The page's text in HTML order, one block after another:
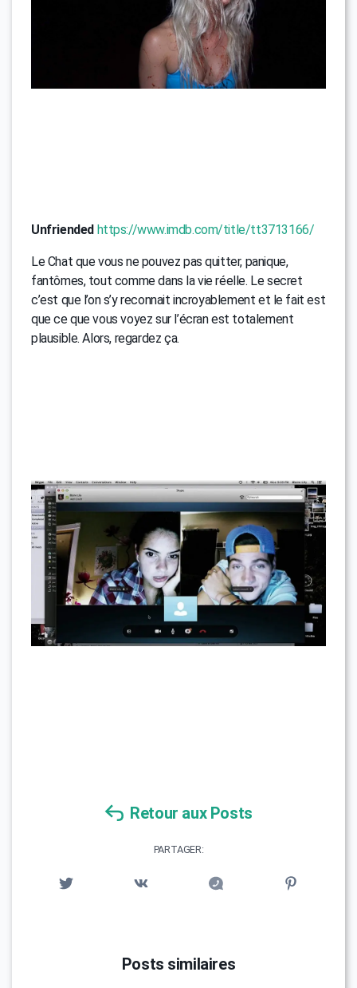
Unfriended https://www.imdb.com/title/tt3713166/
Le Chat que vous ne pouvez pas quitter, panique,
fantômes, tout comme dans la vie réelle. Le secret
c’est que l’on s’y reconnait incroyablement et le fait est
que ce que vous voyez sur l’écran est totalement
plausible. Alors, regardez ça.
Retour aux Posts
PARTAGER:
Posts similaires